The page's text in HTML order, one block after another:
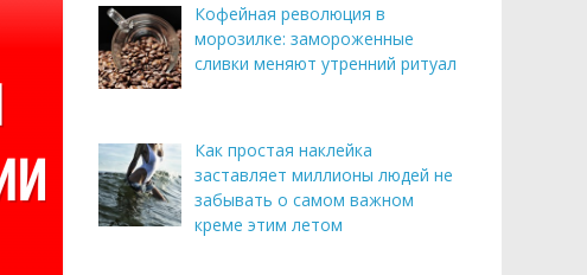
Кофейная революция в
морозилке: замороженные
сливки меняют утренний ритуал
Как простая наклейка
заставляет миллионы людей не
забывать о самом важном
креме этим летом